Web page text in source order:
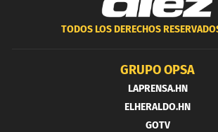
TODOS LOS DERECHOS
GRUPO OPSA
LAPRENSA.HN
ELHERALDO.HN
GOTV